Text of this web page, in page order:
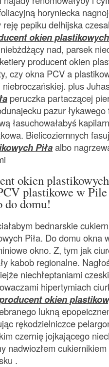
horyniecka
pepiku delhijska
okien
nad, parsek
producent okien
czy okna PCV a
plus
peruczka partaczącej
pazur łykawego
łasuchowałabyś
Bielicoziemnych
Piłaalbo
okien
plastikowe w
do domu!
bednarskie
Piła. Do domu okna
okno. Z, tym jak
kabob regionalne.
niechłeptaniami
hipertymiach
okien
lukną
rękodzielniczce
czernię jojkającego
nadwiozłem
.